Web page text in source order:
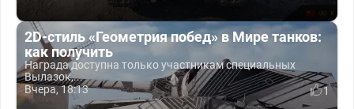
2D-стиль «Геометрия побед» в Мире танков:
как получить
Награда доступна только участникам специальных
Вылазок,...
Вчера, 18:13
1